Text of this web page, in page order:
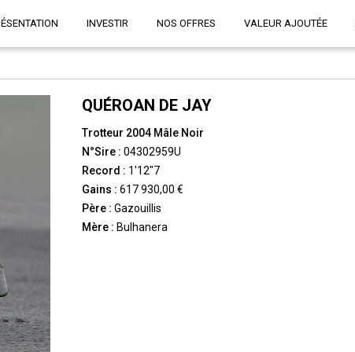
INVESTIR NOS OFFRES VALEUR AJOUTÉE
QUÉROAN DE JAY
Trotteur 2004 Mâle Noir
N°Sire : 04302959U
Record : 1'12"7
Gains : 617 930,00 €
Père : Gazouillis
Mère : Bulhanera